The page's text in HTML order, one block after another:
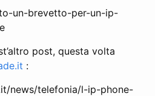
un-brevetto-per-un-ip-
post, questa volta
:
news/telefonia/l-ip-phone-